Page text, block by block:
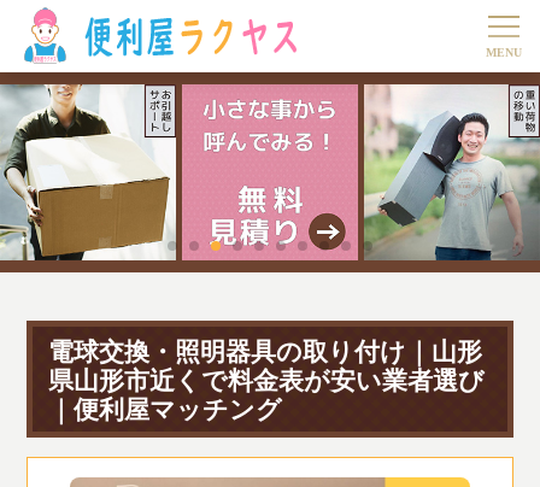
電球交換・照明器具の取り付け｜山形
県山形市近くで料金表が安い業者選び
｜便利屋マッチング